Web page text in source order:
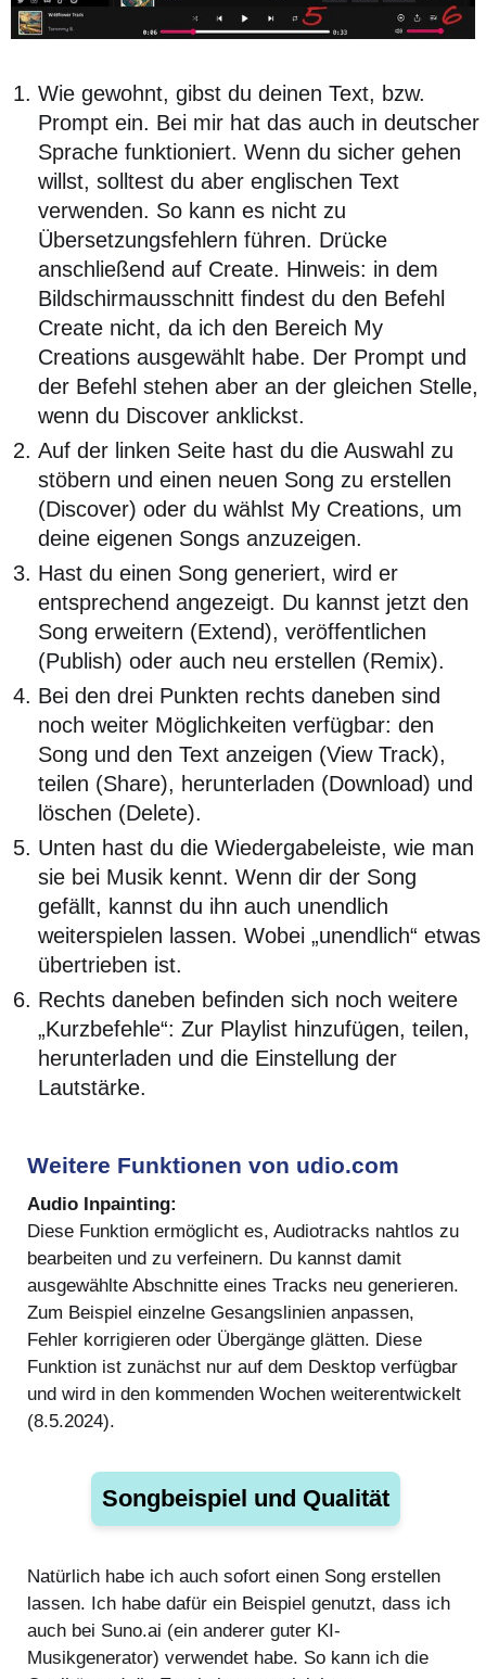
Wie gewohnt, gibst du deinen Text, bzw.
Prompt ein. Bei mir hat das auch in deutscher
Sprache funktioniert. Wenn du sicher gehen
willst, solltest du aber englischen Text
verwenden. So kann es nicht zu
Übersetzungsfehlern führen. Drücke
anschließend auf Create. Hinweis: in dem
Bildschirmausschnitt findest du den Befehl
Create nicht, da ich den Bereich My
Creations ausgewählt habe. Der Prompt und
der Befehl stehen aber an der gleichen Stelle,
wenn du Discover anklickst.
Auf der linken Seite hast du die Auswahl zu
stöbern und einen neuen Song zu erstellen
(Discover) oder du wählst My Creations, um
deine eigenen Songs anzuzeigen.
Hast du einen Song generiert, wird er
entsprechend angezeigt. Du kannst jetzt den
Song erweitern (Extend), veröffentlichen
(Publish) oder auch neu erstellen (Remix).
Bei den drei Punkten rechts daneben sind
noch weiter Möglichkeiten verfügbar: den
Song und den Text anzeigen (View Track),
teilen (Share), herunterladen (Download) und
löschen (Delete).
Unten hast du die Wiedergabeleiste, wie man
sie bei Musik kennt. Wenn dir der Song
gefällt, kannst du ihn auch unendlich
weiterspielen lassen. Wobei „unendlich“ etwas
übertrieben ist.
Rechts daneben befinden sich noch weitere
„Kurzbefehle“: Zur Playlist hinzufügen, teilen,
herunterladen und die Einstellung der
Lautstärke.
Weitere Funktionen von udio.com
Audio Inpainting:
Diese Funktion ermöglicht es, Audiotracks nahtlos zu
bearbeiten und zu verfeinern. Du kannst damit
ausgewählte Abschnitte eines Tracks neu generieren.
Zum Beispiel einzelne Gesangslinien anpassen,
Fehler korrigieren oder Übergänge glätten. Diese
Funktion ist zunächst nur auf dem Desktop verfügbar
und wird in den kommenden Wochen weiterentwickelt
(8.5.2024).
Songbeispiel und Qualität
Natürlich habe ich auch sofort einen Song erstellen
lassen. Ich habe dafür ein Beispiel genutzt, dass ich
auch bei Suno.ai (ein anderer guter KI-
Musikgenerator) verwendet habe. So kann ich die